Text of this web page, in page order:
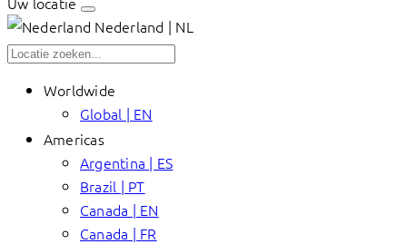
Nederland | NL
Worldwide
Global | EN
Americas
Argentina | ES
Brazil | PT
Canada | EN
Canada | FR